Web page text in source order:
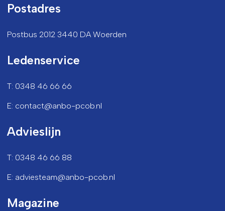
Postadres
Postbus 2012 3440 DA Woerden
Ledenservice
T: 0348 46 66 66
E: contact@anbo-pcob.nl
Advieslijn
T: 0348 46 66 88
E: adviesteam@anbo-pcob.nl
Magazine